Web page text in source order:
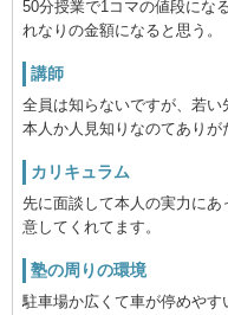
50分授業で1コマの値段にな
れなりの金額になると思う。
講師
全員は知らないですが、若い
本人か人見知りなのてありが
カリキュラム
先に面談して本人の実力に
意してくれてます。
塾の周りの環境
駐車場か広くて車が停めや